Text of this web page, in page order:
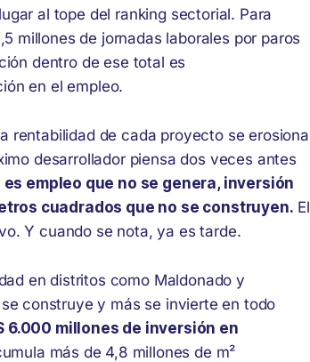
al tope del ranking sectorial. Para
millones de jornadas laborales por paros
dentro de ese total es
en el empleo.
rentabilidad de cada proyecto se erosiona
desarrollador piensa dos veces antes
empleo que no se genera, inversión
cuadrados que no se construyen. El
Y cuando se nota, ya es tarde.
en distritos como Maldonado y
construye y más se invierte en todo
6.000 millones de inversión en
más de 4,8 millones de m²